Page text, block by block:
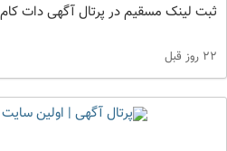
ثبت لینک مسقیم در پرتال آگهی دات کام
22 روز قبل